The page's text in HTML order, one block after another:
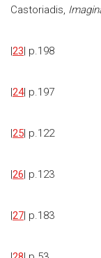
Castoriadis,
|23| p.198
|24| p.197
|25| p.122
|26| p.123
|27| p.183